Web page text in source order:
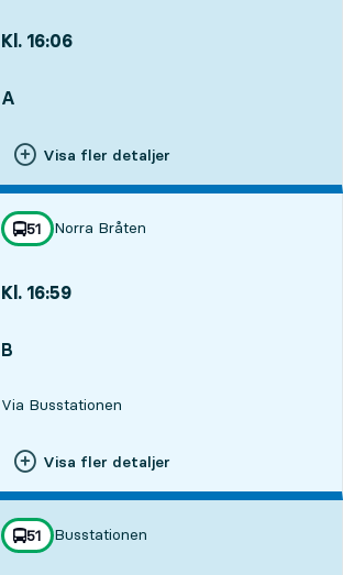
Kl. 16:06
A
Visa fler detaljer
linje
51
mot
Norra Bråten
,
Kl. 16:59
B
Via Busstationen
Visa fler detaljer
linje
51
mot
Busstationen
,